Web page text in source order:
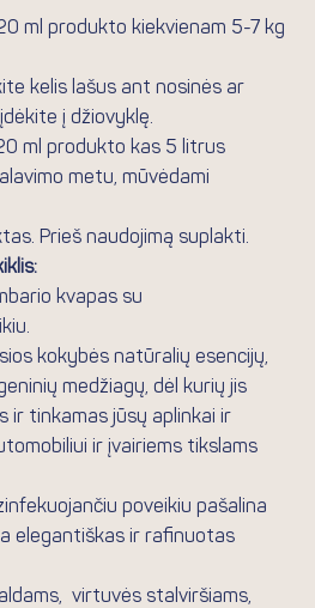
ml produkto kiekvienam 5-7 kg
kelis lašus ant nosinės ar
į džiovyklę.
ml produkto kas 5 litrus
metu, mūvėdami
Prieš naudojimą suplakti.
kvapas su
kokybės natūralių esencijų,
medžiagų, dėl kurių jis
ir tinkamas jūsų aplinkai ir
ir įvairiems tikslams
poveikiu pašalina
elegantiškas ir rafinuotas
virtuvės stalviršiams,